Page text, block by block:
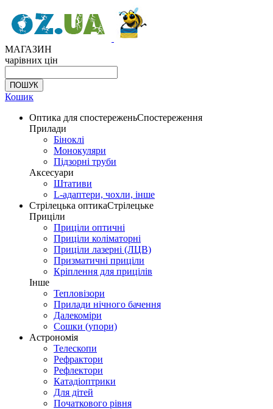
МАГАЗИН
чарівних цін
Кошик
Оптика для спостереженьСпостереження
Прилади
Біноклі
Монокуляри
Підзорні труби
Аксесуари
Штативи
L-адаптери, чохли, інше
Стрілецька оптикаСтрілецьке
Приціли
Приціли оптичні
Приціли коліматорні
Приціли лазерні (ЛЦВ)
Призматичні приціли
Кріплення для прицілів
Інше
Тепловізори
Прилади нічного бачення
Далекоміри
Сошки (упори)
Астрономія
Телескопи
Рефрактори
Рефлектори
Катадіоптрики
Для дітей
Початкового рівня